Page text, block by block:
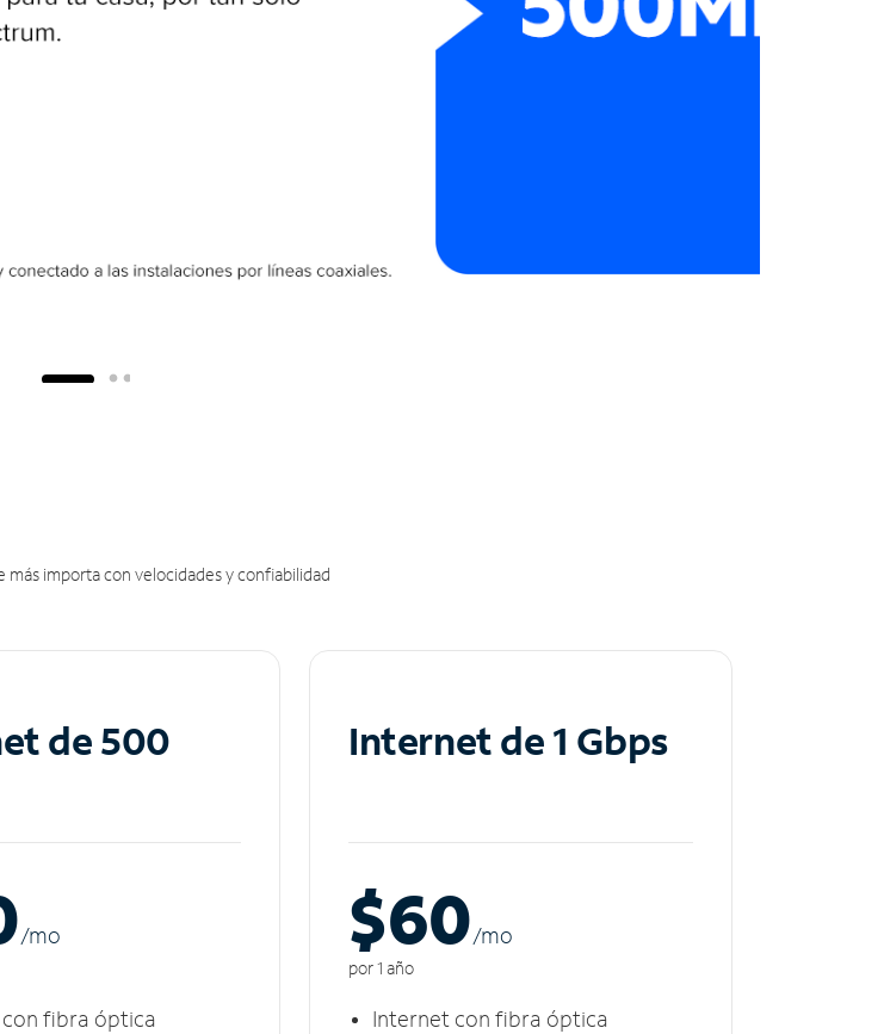
importa con velocidades y confiabilidad
de 500
/mo
fibra óptica
Internet de 1 Gbps
$60/mo
por 1 año
Internet con fibra óptica